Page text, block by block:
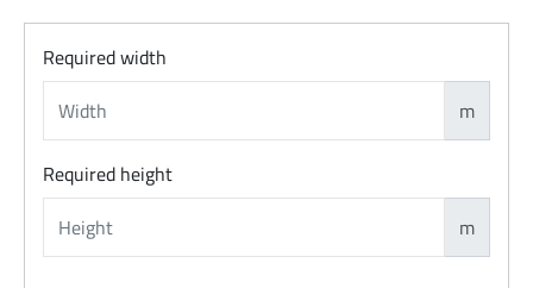
Required width
m
Required height
m